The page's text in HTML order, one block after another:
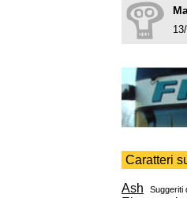
Caratteri
Ash Suggeriti